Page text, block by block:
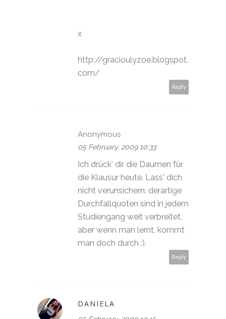
x
http://gracioulyzoe.blogspot.
com/
Reply
Anonymous
05 February, 2009 10:33
Ich drück' dir die Daumen für
die Klausur heute. Lass' dich
nicht verunsichern: derartige
Durchfallquoten sind in jedem
Studiengang weit verbreitet,
aber wenn man lernt, kommt
man doch durch :).
Reply
DANIELA